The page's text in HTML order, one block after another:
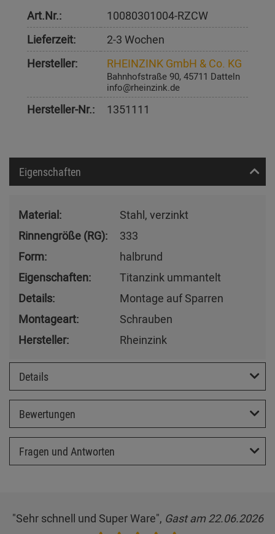
Art.Nr.:
10080301004-RZCW
Lieferzeit:
2-3 Wochen
Hersteller:
RHEINZINK GmbH & Co. KG
Bahnhofstraße 90, 45711 Datteln
info@rheinzink.de
Hersteller-Nr.: 1351111
Eigenschaften
Material:
Stahl, verzinkt
Rinnengröße (RG):
333
Form:
halbrund
Eigenschaften:
Titanzink ummantelt
Details:
Montage auf Sparren
Montageart:
Schrauben
Hersteller:
Rheinzink
Details
Bewertungen
Fragen und Antworten
"Sehr schnell und Super Ware", Gast am 22.06.2026